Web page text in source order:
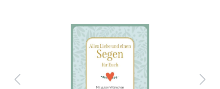
Bildergalerie überspringen